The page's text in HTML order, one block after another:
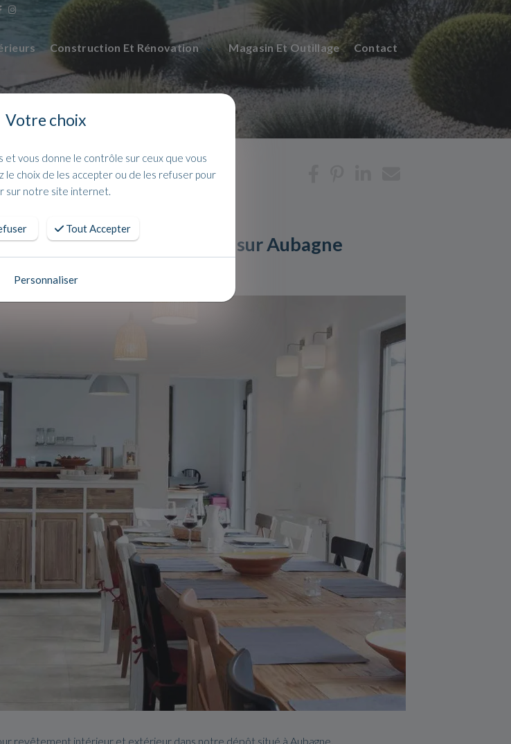
Construction Et Rénovation Magasin Et Outillage Contact
rénovations extérieures sur Aubagne
revêtement intérieur et extérieur dans notre dépôt situé à Aubagne.
Votre choix
et vous donne le contrôle sur ceux que vous
le choix de les accepter ou de les refuser pour
sur notre site internet.
Tout Accepter
Personnaliser